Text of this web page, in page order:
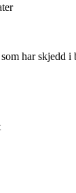
har skjedd i